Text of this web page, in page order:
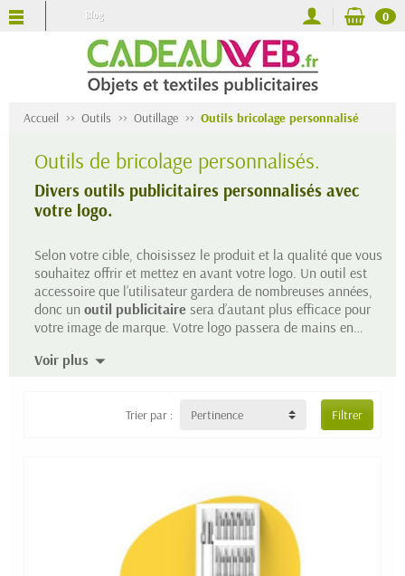
Blog 0
Accueil Outils Outillage Outils bricolage personnalisé
Outils de bricolage personnalisés.
Divers outils publicitaires personnalisés avec
votre logo.
Selon votre cible, choisissez le produit et la qualité que vous
souhaitez offrir et mettez en avant votre logo. Un outil est
accessoire que l’utilisateur gardera de nombreuses années,
donc un outil publicitaire sera d’autant plus efficace pour
votre image de marque. Votre logo passera de mains en
longtemps. De quoi rappeler à votre public votre existence et
Le produit que vous recherchez n’est pas en ligne ? Pas
d’inquiétude, contactez-nous ! Ainsi vous pourrez nous
décrire votre projet. Nous pourrons alors vous proposer le
Voir plus
Trier par : Pertinence Filtrer